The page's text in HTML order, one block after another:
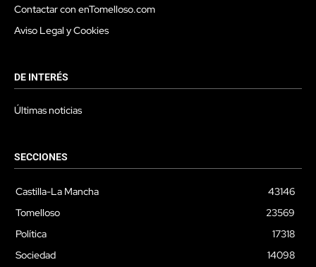
Contactar con enTomelloso.com
Aviso Legal y Cookies
DE INTERÉS
Últimas noticias
SECCIONES
Castilla-La Mancha
43146
Tomelloso
23569
Política
17318
Sociedad
14098